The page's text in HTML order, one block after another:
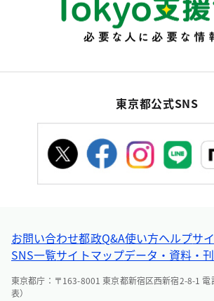
東京都公式SNS
お問い合わせ都政Q&A使い方ヘルプサ
SNS一覧サイトマップデータ・資料・
東京都庁：〒163-8001 東京都新宿区西新宿2-8-1
表）